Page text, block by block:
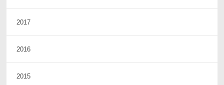
2017
2016
2015